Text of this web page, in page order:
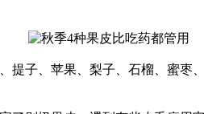
子、苹果、梨子、石榴、蜜枣